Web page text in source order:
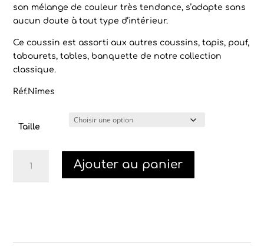
son mélange de couleur très tendance, s’adapte sans
aucun doute à tout type d’intérieur.
Ce coussin est assorti aux autres coussins, tapis, pouf,
tabourets, tables, banquette de notre collection
classique.
Réf.Nîmes
Taille
Ajouter au panier